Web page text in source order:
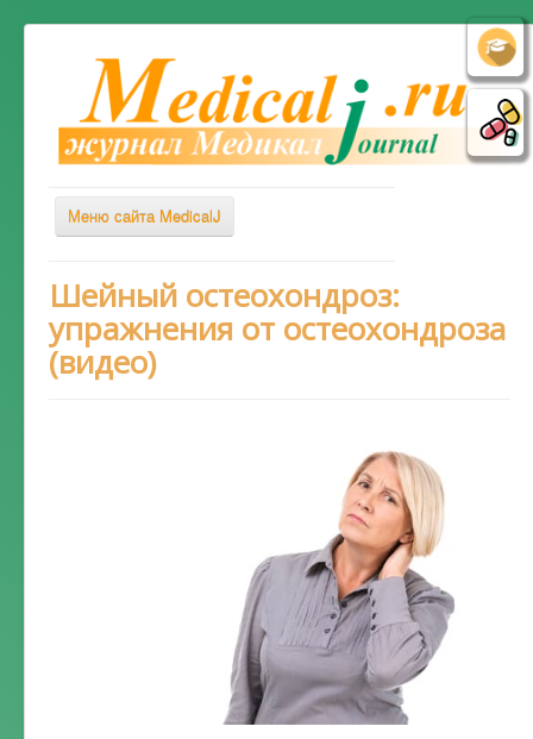
Меню сайта MedicalJ
Весь Медикал
Симптомы
Заболевания
Шейный остеохондроз:
упражнения от остеохондроза
(видео)